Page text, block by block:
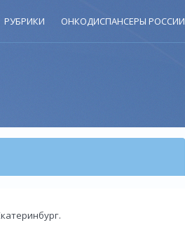
РУБРИКИ ОНКОДИСПАНСЕРЫ РОССИИ